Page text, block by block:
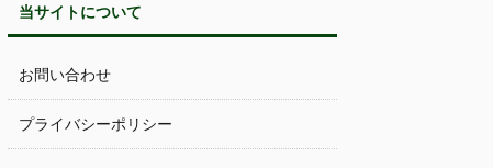
当サイトについて
お問い合わせ
プライバシーポリシー